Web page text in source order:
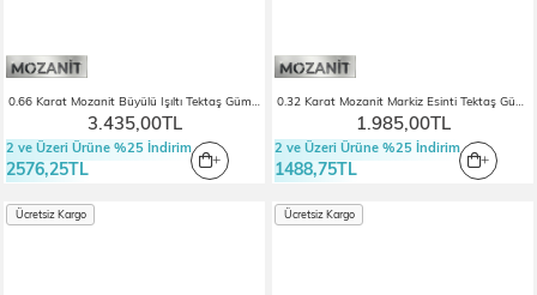
0.66 Karat Mozanit Büyülü Işıltı Tektaş Gümüş Küpe
3.435,00TL
2 ve Üzeri Ürüne %25 İndirim
2576,25TL
0.32 Karat Mozanit Markiz Esinti Tektaş Gümüş Küpe
1.985,00TL
2 ve Üzeri Ürüne %25 İndirim
1488,75TL
Ücretsiz Kargo Ücretsiz Kargo